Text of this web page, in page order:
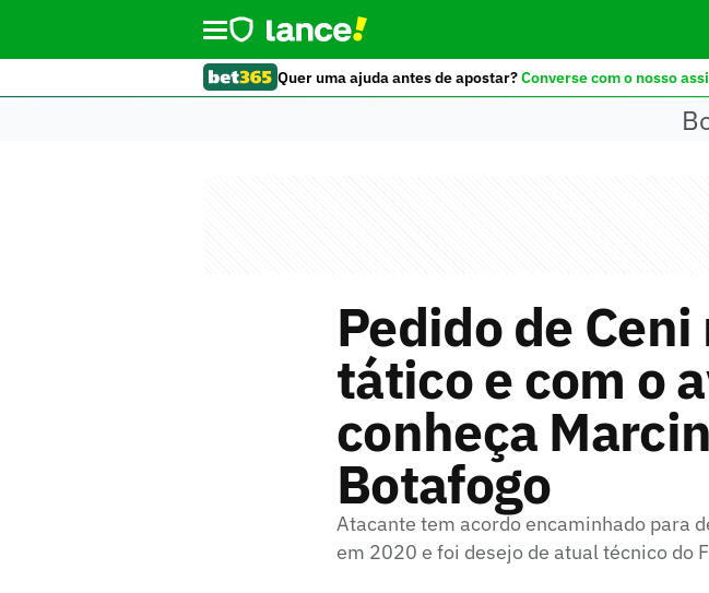
Quer uma ajuda antes de apostar?Converse com o nosso
Pedido de
tático e com o
conheça
Botafogo
Atacante tem acordo encaminhado para
em 2020 e foi desejo de atual técnico do